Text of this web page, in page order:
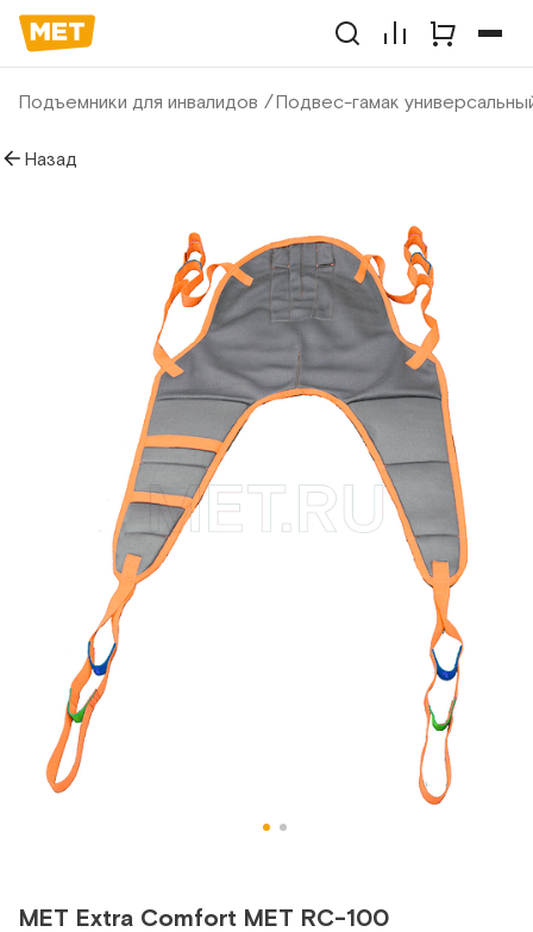
Подъемники для инвалидов Подвес-гамак
Назад
МЕТ Extra Comfort МЕТ RC-100